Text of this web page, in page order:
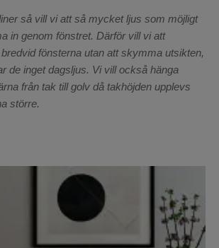
så vill vi att så mycket ljus som möjligt
in genom fönstret. Därför vill vi att
fönsterna utan att skymma utsikten,
de inget dagsljus. Vi vill också hänga
från tak till golv då takhöjden upplevs
större.